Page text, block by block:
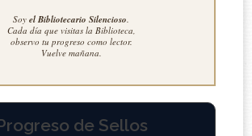
Soy el Bibliotecario Silencioso.
Cada día que visitas la Biblioteca,
observo tu progreso como lector.
Vuelve mañana.
de Sellos